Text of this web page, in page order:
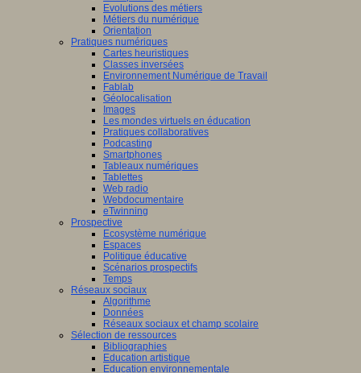
Evolutions des métiers
Métiers du numérique
Orientation
Pratiques numériques
Cartes heuristiques
Classes inversées
Environnement Numérique de Travail
Fablab
Géolocalisation
Images
Les mondes virtuels en éducation
Pratiques collaboratives
Podcasting
Smartphones
Tableaux numériques
Tablettes
Web radio
Webdocumentaire
eTwinning
Prospective
Ecosystème numérique
Espaces
Politique éducative
Scénarios prospectifs
Temps
Réseaux sociaux
Algorithme
Données
Réseaux sociaux et champ scolaire
Sélection de ressources
Bibliographies
Education artistique
Education environnementale